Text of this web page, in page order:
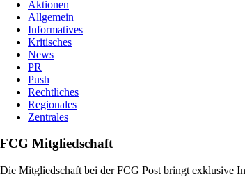
Aktionen
Allgemein
Informatives
Kritisches
News
PR
Push
Rechtliches
Regionales
Zentrales
FCG Mitgliedschaft
Die Mitgliedschaft bei der FCG Post bringt exklusive